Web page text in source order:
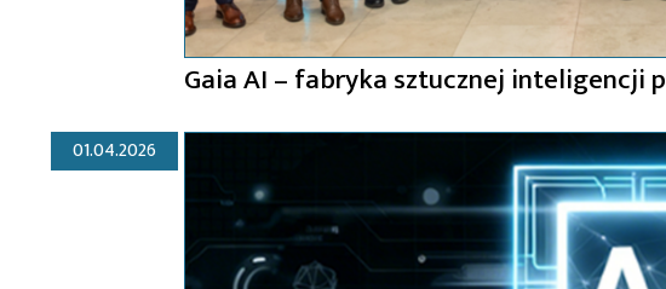
Gaia AI – fabryka sztucznej inteligencji
01.04.2026